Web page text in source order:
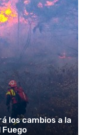
los cambios a la
Fuego